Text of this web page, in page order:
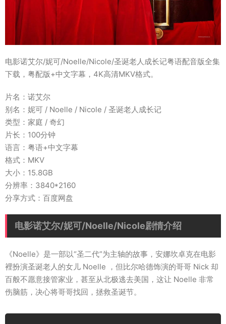
电影诺艾尔/妮可/Noelle/Nicole/圣诞老人成长记粤语配音版全集
下载，粤配版+中文字幕，4K高清MKV格式。
片名：诺艾尔
别名：妮可 / Noelle / Nicole / 圣诞老人成长记
类型：家庭 / 奇幻
片长：100分钟
语言：粤语+中文字幕
格式：MKV
大小：15.8GB
分辨率：3840*2160
分享方式：百度网盘
电影诺艾尔/妮可/Noelle/Nicole剧情介绍
《Noelle》是一部以“圣二代”为主轴的故事，安娜坎卓克在电影
裡扮演圣诞老人的女儿 Noelle ，但比尔哈德饰演的哥哥 Nick 却
百般不愿意接管家业，甚至从北极逃去美国，这让 Noelle 非常
伤脑筋，决心将哥哥找回，拯救圣诞节。